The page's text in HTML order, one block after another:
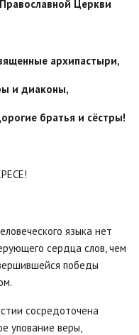
Церкви
архипастыри,
и диаконы,
братья и сёстры!
языка нет
сердца слов, чем
победы
сосредоточена
упование веры,